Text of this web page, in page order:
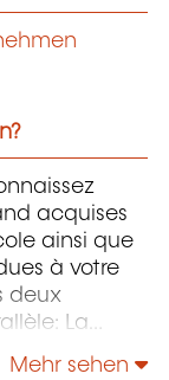
acquises
ainsi que
à votre
deux
La
Mehr sehen